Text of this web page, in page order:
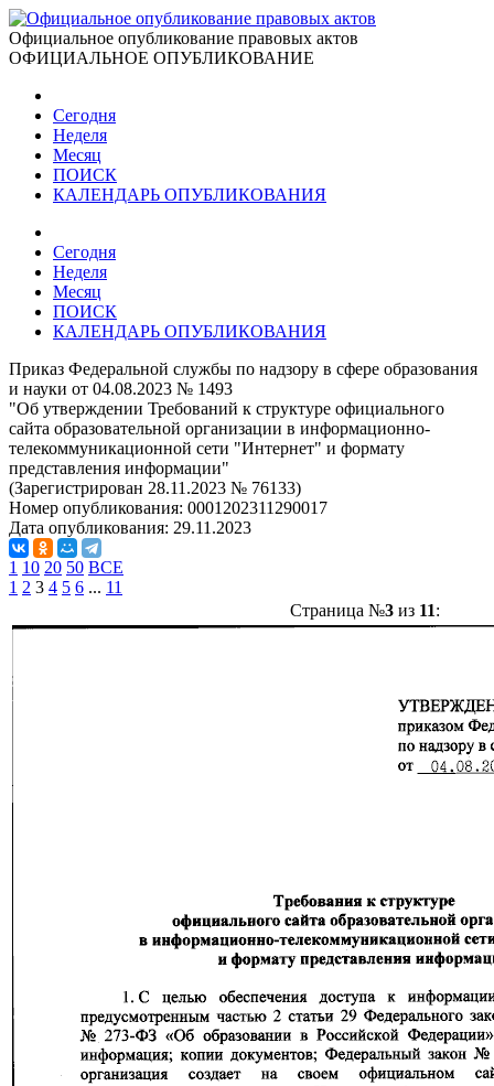
Официальное опубликование правовых актов
ОФИЦИАЛЬНОЕ ОПУБЛИКОВАНИЕ
Сегодня
Неделя
Месяц
ПОИСК
КАЛЕНДАРЬ ОПУБЛИКОВАНИЯ
Сегодня
Неделя
Месяц
ПОИСК
КАЛЕНДАРЬ ОПУБЛИКОВАНИЯ
Приказ Федеральной службы по надзору в сфере образования
и науки от 04.08.2023 № 1493
"Об утверждении Требований к структуре официального
сайта образовательной организации в информационно-
телекоммуникационной сети "Интернет" и формату
представления информации"
(Зарегистрирован 28.11.2023 № 76133)
Номер опубликования: 0001202311290017
Дата опубликования: 29.11.2023
1 10 20 50 ВСЕ
1 2 3 4 5 6 ... 11
Страница №3 из 11: